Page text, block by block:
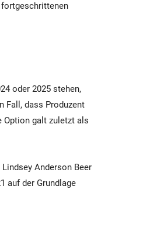
oder 2025 stehen,
Fall, dass Produzent
Option galt zuletzt als
Anderson Beer
auf der Grundlage